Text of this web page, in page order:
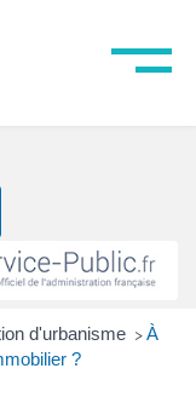
d'urbanisme > À
?